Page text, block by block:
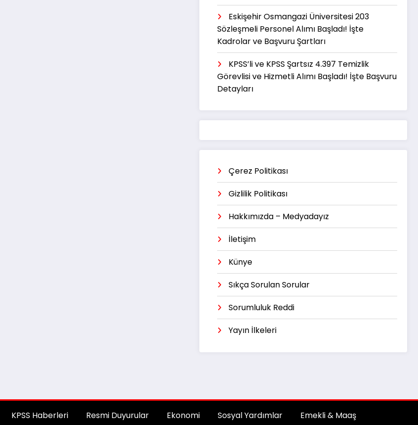
Eskişehir Osmangazi Üniversitesi 203
Sözleşmeli Personel Alımı Başladı! İşte
Kadrolar ve Başvuru Şartları
KPSS’li ve KPSS Şartsız 4.397 Temizlik
Görevlisi ve Hizmetli Alımı Başladı! İşte Başvuru
Detayları
Çerez Politikası
Gizlilik Politikası
Hakkımızda – Medyadayız
İletişim
Künye
Sıkça Sorulan Sorular
Sorumluluk Reddi
Yayın İlkeleri
KPSS Haberleri Resmi Duyurular Ekonomi Sosyal Yardımlar Emekli & Maaş